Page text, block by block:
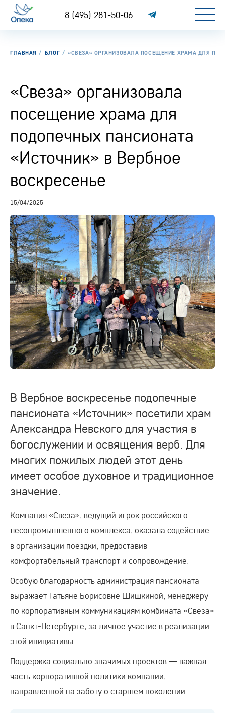
8 (495) 281-50-06
ГЛАВНАЯ БЛОГ «СВЕЗА» ОРГАНИЗОВАЛА ПОСЕЩЕНИЕ ХРАМА ДЛЯ
«Свеза» организовала
посещение храма для
подопечных пансионата
«Источник» в Вербное
воскресенье
15/04/2025
В Вербное воскресенье подопечные
пансионата «Источник» посетили храм
Александра Невского для участия в
богослужении и освящения верб. Для
многих пожилых людей этот день
имеет особое духовное и традиционное
значение.
Компания «Свеза», ведущий игрок российского
лесопромышленного комплекса, оказала содействие
в организации поездки, предоставив
комфортабельный транспорт и сопровождение.
Особую благодарность администрация пансионата
выражает Татьяне Борисовне Шишкиной, менеджеру
по корпоративным коммуникациям комбината «Свеза»
в Санкт-Петербурге, за личное участие в реализации
этой инициативы.
Поддержка социально значимых проектов — важная
часть корпоративной политики компании,
направленной на заботу о старшем поколении.